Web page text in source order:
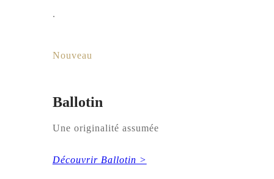
.
Nouveau
Ballotin
Une originalité assumée
Découvrir Ballotin >